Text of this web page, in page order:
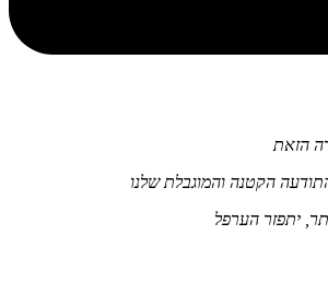
הזאת
הקטנה והמוגבלת שלנו
יתפזר הערפל